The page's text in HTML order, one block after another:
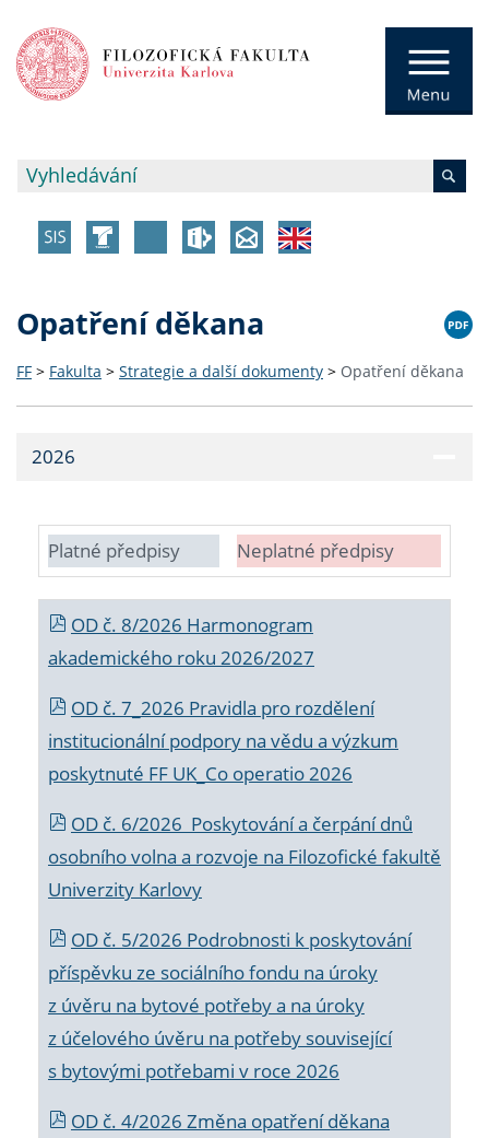
Opatření děkana
FF > Fakulta > Strategie a další dokumenty > Opatření děkana
2026
Platné předpisy Neplatné předpisy
OD č. 8/2026 Harmonogram
akademického roku 2026/2027
OD č. 7_2026 Pravidla pro rozdělení
institucionální podpory na vědu a výzkum
poskytnuté FF UK_Co operatio 2026
OD č. 6/2026 Poskytování a čerpání dnů
osobního volna a rozvoje na Filozofické fakultě
Univerzity Karlovy
OD č. 5/2026 Podrobnosti k poskytování
příspěvku ze sociálního fondu na úroky
z úvěru na bytové potřeby a na úroky
z účelového úvěru na potřeby související
s bytovými potřebami v roce 2026
OD č. 4/2026 Změna opatření děkana